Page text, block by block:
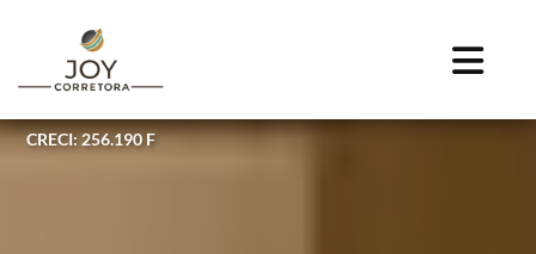
CRECI: 256.190 F